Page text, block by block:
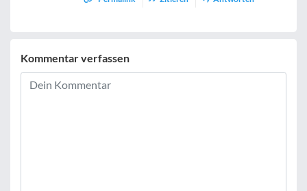
Kommentar verfassen